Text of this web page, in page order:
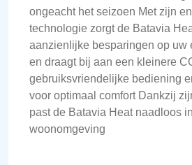
ongeacht het seizoen Met zijn
technologie zorgt de Batavia
aanzienlijke besparingen op uw
en draagt bij aan een kleinere
gebruiksvriendelijke bediening
voor optimaal comfort Dankzij
past de Batavia Heat naadloos
woonomgeving